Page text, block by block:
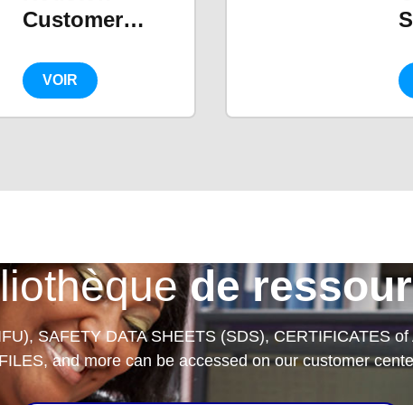
Customer
VOIR
de
SAFETY DATA SHEETS (SDS), CERTIFICATES
FILES, and more can be accessed on our customer